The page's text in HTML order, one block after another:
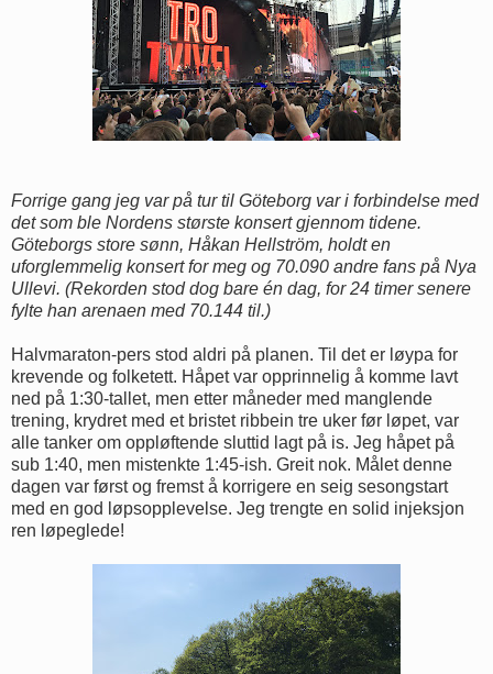
Forrige gang jeg var på tur til Göteborg var i forbindelse med
det som ble Nordens største konsert gjennom tidene.
Göteborgs store sønn, Håkan Hellström, holdt en
uforglemmelig konsert for meg og 70.090 andre fans på Nya
Ullevi. (Rekorden stod dog bare én dag, for 24 timer senere
fylte han arenaen med 70.144 til.)
Halvmaraton-pers stod aldri på planen. Til det er løypa for
krevende og folketett. Håpet var opprinnelig å komme lavt
ned på 1:30-tallet, men etter måneder med manglende
trening, krydret med et bristet ribbein tre uker før løpet, var
alle tanker om oppløftende sluttid lagt på is. Jeg håpet på
sub 1:40, men mistenkte 1:45-ish. Greit nok. Målet denne
dagen var først og fremst å korrigere en seig sesongstart
med en god løpsopplevelse. Jeg trengte en solid injeksjon
ren løpeglede!